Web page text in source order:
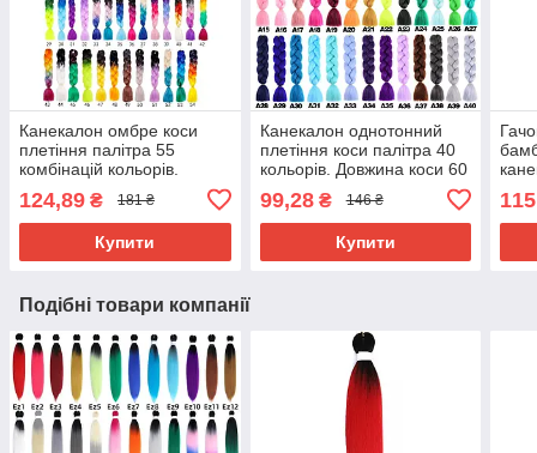
Канекалон омбре коси
плетіння палітра 55
комбінацій кольорів.
Термостійкий
124,89 ₴ 181 ₴
Купити
Канекалон однотонний
плетіння коси палітра 40
кольорів. Довжина коси 60
99,28₴ 146 ₴
Купити
115
Подібні товари компанії